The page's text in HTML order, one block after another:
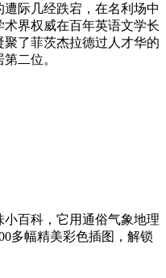
际几经跌宕，在名利场中
界权威在百年英语文学长
了菲茨杰拉德过人才华的
二位。
百科，它用通俗气象地理
多幅精美彩色插图，解锁